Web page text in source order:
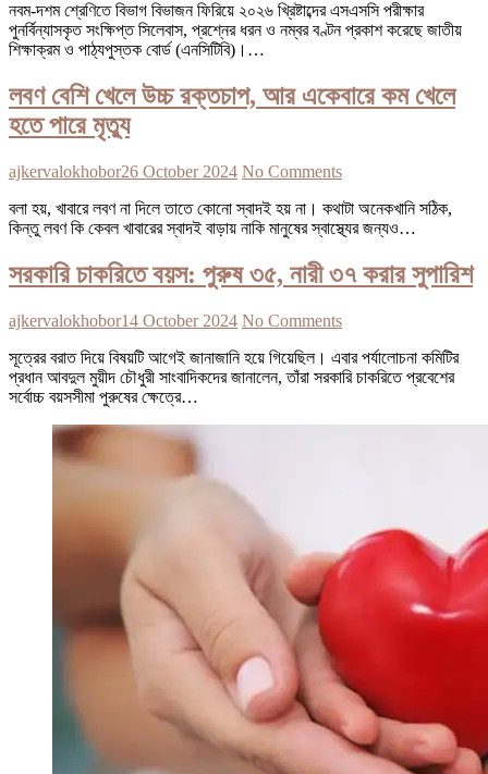
নবম-দশম শ্রেণিতে বিভাগ বিভাজন ফিরিয়ে ২০২৬ খ্রিষ্টাব্দের এসএসসি পরীক্ষার
পুনর্বিন্যাসকৃত সংক্ষিপ্ত সিলেবাস, প্রশ্নের ধরন ও নম্বর বণ্টন প্রকাশ করেছে জাতীয়
শিক্ষাক্রম ও পাঠ্যপুস্তক বোর্ড (এনসিটিবি)।…
লবণ বেশি খেলে উচ্চ রক্তচাপ, আর একেবারে কম খেলে
হতে পারে মৃত্যু
ajkervalokhobor26 October 2024 No Comments
বলা হয়, খাবারে লবণ না দিলে তাতে কোনো স্বাদই হয় না। কথাটা অনেকখানি সঠিক,
কিন্তু লবণ কি কেবল খাবারের স্বাদই বাড়ায় নাকি মানুষের স্বাস্থ্যের জন্যও…
সরকারি চাকরিতে বয়স: পুরুষ ৩৫, নারী ৩৭ করার সুপারিশ
ajkervalokhobor14 October 2024 No Comments
সূত্রের বরাত দিয়ে বিষয়টি আগেই জানাজানি হয়ে গিয়েছিল। এবার পর্যালোচনা কমিটির
প্রধান আবদুল মুয়ীদ চৌধুরী সাংবাদিকদের জানালেন, তাঁরা সরকারি চাকরিতে প্রবেশের
সর্বোচ্চ বয়সসীমা পুরুষের ক্ষেত্রে…